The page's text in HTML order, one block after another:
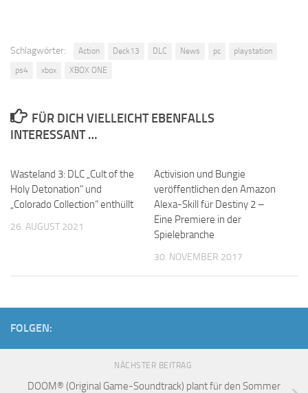
Schlagwörter: Action Deck13 DLC News pc
playstation
ps4
xbox XBOX ONE
FÜR DICH VIELLEICHT EBENFALLS
INTERESSANT …
Wasteland 3: DLC „Cult of the
Holy Detonation“ und
„Colorado Collection“ enthüllt
26. AUGUST 2021
Activision und Bungie
veröffentlichen den Amazon
Alexa-Skill für Destiny 2 –
Eine Premiere in der
Spielebranche
30. NOVEMBER 2017
FOLGEN:
NÄCHSTER BEITRAG
DOOM® (Original Game-Soundtrack) plant für den Sommer